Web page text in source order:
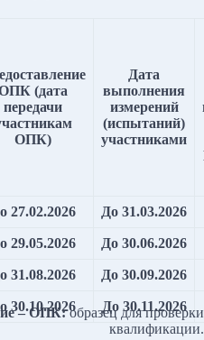
(дата
передачи
ОПК)
Дата
выполнения
измерений
(испытаний)
участниками
27.02.2026 До 31.03.2026
29.05.2026 До 30.06.2026
31.08.2026 До 30.09.2026
30.10.2026 До 30.11.2026
– ОПК:образец для проверки
квалификации.